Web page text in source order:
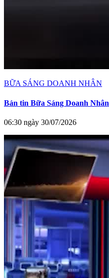
BỮA SÁNG DOANH NHÂN
Bản tin Bữa Sáng Doanh
06:30 ngày 30/07/2026